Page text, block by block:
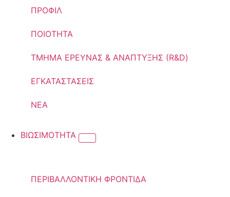
ΠΡΟΦΙΛ
ΠΟΙΟΤΗΤΑ
ΤΜΗΜΑ ΕΡΕΥΝΑΣ & ΑΝΑΠΤΥΞΗΣ (R&D)
ΕΓΚΑΤΑΣΤΑΣΕΙΣ
ΝΕΑ
ΒΙΩΣΙΜΟΤΗΤΑ
ΠΕΡΙΒΑΛΛΟΝΤΙΚΗ ΦΡΟΝΤΙΔΑ